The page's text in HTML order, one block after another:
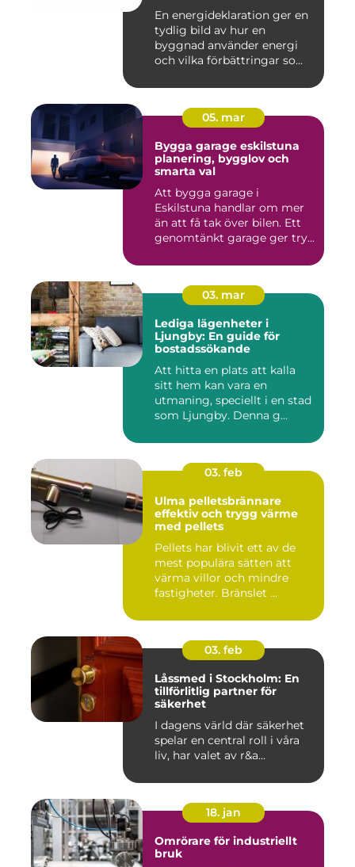
En energideklaration ger en
tydlig bild av hur en
byggnad använder energi
och vilka förbättringar so...
05. mar
Bygga garage eskilstuna
planering, bygglov och
smarta val
Att bygga garage i
Eskilstuna handlar om mer
än att få tak över bilen. Ett
genomtänkt garage ger try...
03. mar
Lediga lägenheter i
Ljungby: En guide för
bostadssökande
Att hitta en plats att kalla
sitt hem kan vara en
utmaning, speciellt i en stad
som Ljungby. Denna g...
03. feb
Ulma pelletsbrännare
effektiv och trygg värme
med pellets
Pellets har blivit ett av de
mest populära sätten att
värma villor och mindre
fastigheter. Bränslet ...
03. feb
Låssmed i Stockholm: En
tillförlitlig partner för
säkerhet
I dagens värld där säkerhet
spelar en central roll i våra
liv, har valet av r&a...
18. jan
Omrörare för industriellt
bruk